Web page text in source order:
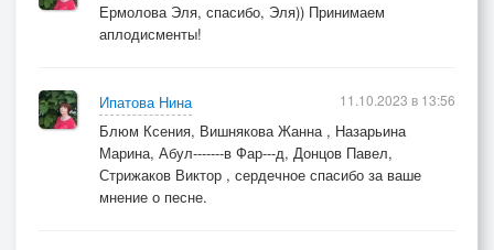
Ермолова Эля, спасибо, Эля)) Принимаем
аплодисменты!
Ипатова Нина
Блюм Ксения, Вишнякова Жанна , Назарьина
Марина, Абул-------в Фар---д, Донцов Павел,
Стрижаков Виктор , сердечное спасибо за ваше
мнение о песне.
11.10.2023 в 13:56